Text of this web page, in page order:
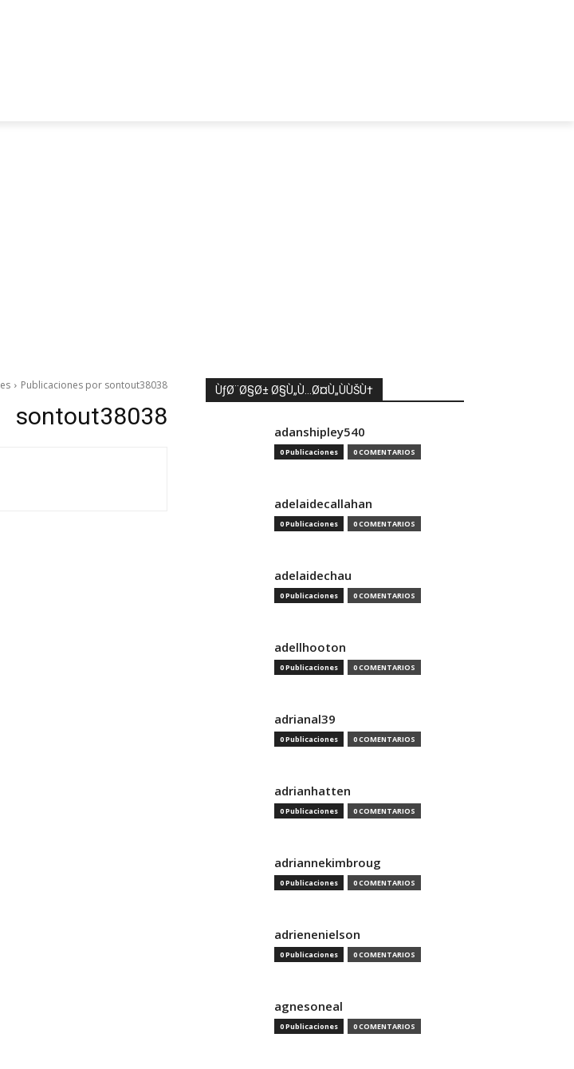
Publicaciones por sontout38038
sontout38038
ÙƒØ¨Ø§Ø± Ø§Ù„Ù…Ø¤Ù„ÙÙŠÙ†
adanshipley540
0 Publicaciones 0 COMENTARIOS
adelaidecallahan
0 Publicaciones 0 COMENTARIOS
adelaidechau
0 Publicaciones 0 COMENTARIOS
adellhooton
0 Publicaciones 0 COMENTARIOS
adrianal39
0 Publicaciones 0 COMENTARIOS
adrianhatten
0 Publicaciones 0 COMENTARIOS
adriannekimbroug
0 Publicaciones 0 COMENTARIOS
adrienenielson
0 Publicaciones 0 COMENTARIOS
agnesoneal
0 Publicaciones 0 COMENTARIOS